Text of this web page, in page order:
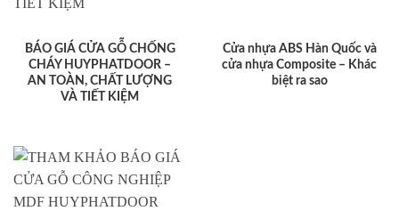
BÁO GIÁ CỬA GỖ CHỐNG
CHÁY HUYPHATDOOR –
AN TOÀN, CHẤT LƯỢNG
VÀ TIẾT KIỆM
Cửa nhựa ABS Hàn Quốc và
cửa nhựa Composite – Khác
biệt ra sao